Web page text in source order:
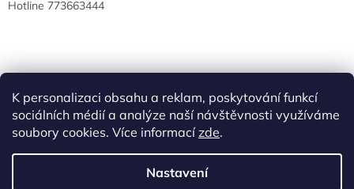
K personalizaci obsahu a reklam, poskytování funkcí
sociálních médií a analýze naší návštěvnosti využíváme
soubory cookies. Více informacízde.
Nastavení
Hotline 773663444